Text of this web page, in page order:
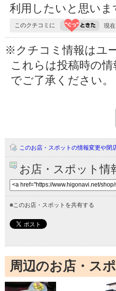
利用したいと思いま
このクチコミに 現在
※クチコミ情報はユ
これらは投稿時の
でご了承ください。
このお店・スポットの情報変更や閉
お店・スポット情
■ このお店・スポットを共有する
周辺のお店・ス